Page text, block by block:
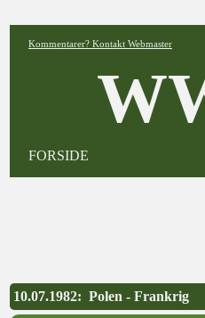
Kommentarer? Kontakt Webmaster
FORSIDE
10.07.1982: Polen - Frankrig